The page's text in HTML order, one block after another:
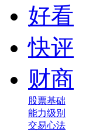
好看
快评
财商
股票基础
能力级别
交易心法